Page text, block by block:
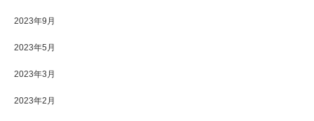
2023年9月
2023年5月
2023年3月
2023年2月